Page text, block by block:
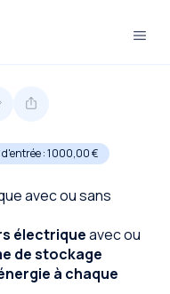
:1 000,00 €
avec ou sans
électriqueavec ou
de stockage
à chaque